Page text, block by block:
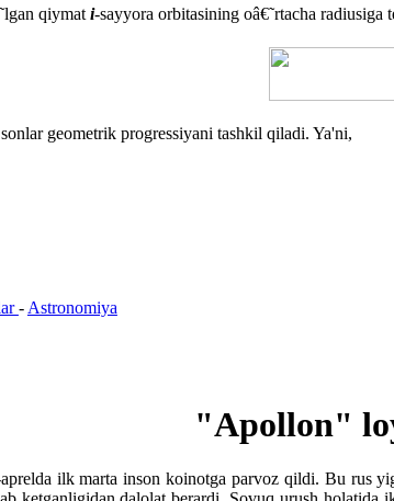
qiymat i-sayyora orbitasining oâ€˜rtacha radiusiga
geometrik progressiyani tashkil qiladi. Ya'ni,
- Astronomiya
"Apollon"
ilk marta inson koinotga parvoz qildi. Bu rus